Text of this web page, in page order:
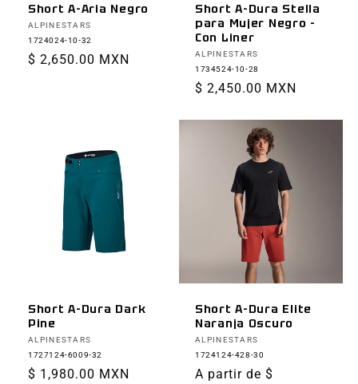
Short A-Aria Negro
Proveedor:
ALPINESTARS
1724024-10-32
Precio
$ 2,650.00 MXN
Short A-Dura Stella
para Mujer Negro -
Con Liner
Proveedor:
ALPINESTARS
1734524-10-28
Precio
$ 2,450.00 MXN
Short A-Dura Dark
Pine
Proveedor:
ALPINESTARS
1727124-6009-32
Precio
$ 1,980.00 MXN
Short A-Dura Elite
Naranja Oscuro
Proveedor:
ALPINESTARS
1724124-428-30
Precio
A partir de $